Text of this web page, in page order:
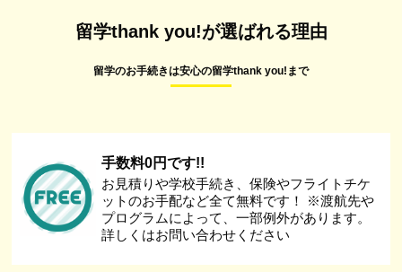
留学thank you!が選ばれる理由
留学のお手続きは安心の留学thank you!まで
手数料0円です!!
お見積りや学校手続き、保険やフライトチケ
ットのお手配など全て無料です！ ※渡航先や
プログラムによって、一部例外があります。
詳しくはお問い合わせください